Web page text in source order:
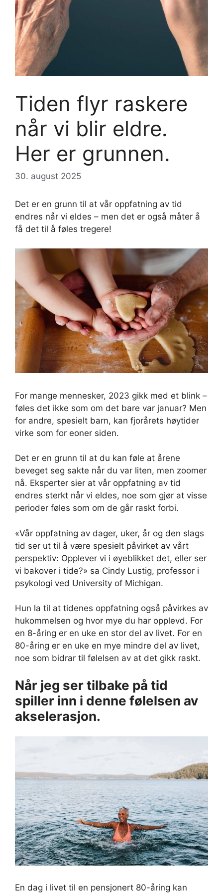
Tiden flyr raskere
når vi blir eldre.
Her er grunnen.
30. august 2025
Det er en grunn til at vår oppfatning av tid
endres når vi eldes – men det er også måter å
få det til å føles tregere!
For mange mennesker, 2023 gikk med et blink –
føles det ikke som om det bare var januar? Men
for andre, spesielt barn, kan fjorårets høytider
virke som for eoner siden.
Det er en grunn til at du kan føle at årene
beveget seg sakte når du var liten, men zoomer
nå. Eksperter sier at vår oppfatning av tid
endres sterkt når vi eldes, noe som gjør at visse
perioder føles som om de går raskt forbi.
«Vår oppfatning av dager, uker, år og den slags
tid ser ut til å være spesielt påvirket av vårt
perspektiv: Opplever vi i øyeblikket det, eller ser
vi bakover i tide?» sa Cindy Lustig, professor i
psykologi ved University of Michigan.
Hun la til at tidenes oppfatning også påvirkes av
hukommelsen og hvor mye du har opplevd. For
en 8-åring er en uke en stor del av livet. For en
80-åring er en uke en mye mindre del av livet,
noe som bidrar til følelsen av at det gikk raskt.
Når jeg ser tilbake på tid
spiller inn i denne følelsen av
akselerasjon.
En dag i livet til en pensjonert 80-åring kan